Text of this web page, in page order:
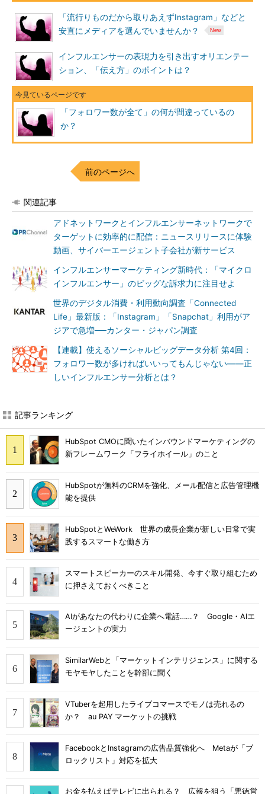
「流行りものだから取りあえずInstagram」などと
安直にメディアを選んでいませんか？
インフルエンサーの表現力を引き出すオリエンテー
ション、「伝え方」のポイントは？
「フォロワー数が全て」の何が間違っているの
か？
前のページへ
関連記事
アドネットワークとインフルエンサーネットワークで
ターゲットに効率的に配信：ニュースリリースに体験
動画、サイバーエージェント子会社が新サービス
インフルエンサーマーケティング新時代：「マイクロ
インフルエンサー」のビッグな訴求力に注目せよ
世界のデジタル消費・利用動向調査「Connected
Life」最新版：「Instagram」「Snapchat」利用がア
ジアで急増──カンター・ジャパン調査
【連載】使えるソーシャルビッグデータ分析 第4回：
フォロワー数が多ければいいってもんじゃない――正
しいインフルエンサー分析とは？
記事ランキング
HubSpot CMOに聞いたインバウンドマーケティングの
新フレームワーク「フライホイール」のこと
HubSpotが無料のCRMを強化、メール配信と広告管理機
能を提供
HubSpotとWeWork 世界の成長企業が新しい日常で実
践するスマートな働き方
スマートスピーカーのスキル開発、今すぐ取り組むため
に押さえておくべきこと
AIがあなたの代わりに企業へ電話……？ Google・AIエ
ージェントの実力
SimilarWebと「マーケットインテリジェンス」に関する
モヤモヤしたことを幹部に聞く
VTuberを起用したライブコマースでモノは売れるの
か？ au PAY マーケットの挑戦
FacebookとInstagramの広告品質強化へ Metaが「ブ
ロックリスト」対応を拡大
お金を払えばテレビに出られる？ 広報を狙う「悪徳営